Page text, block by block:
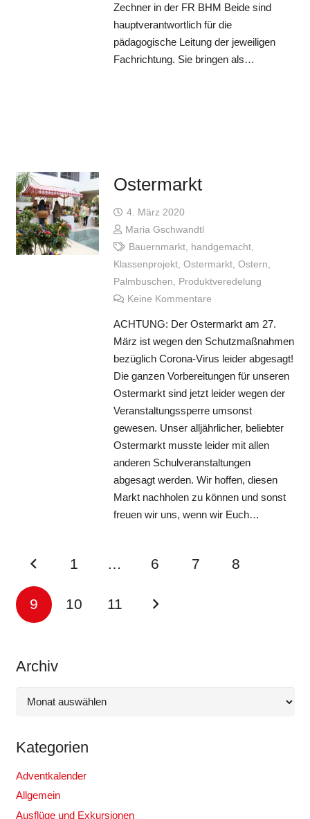
Zechner in der FR BHM Beide sind
hauptverantwortlich für die
pädagogische Leitung der jeweiligen
Fachrichtung. Sie bringen als…
Ostermarkt
4. März 2020
Maria Gschwandtl
Bauernmarkt, handgemacht,
Klassenprojekt, Ostermarkt, Ostern,
Palmbuschen, Produktveredelung
Keine Kommentare
ACHTUNG: Der Ostermarkt am 27.
März ist wegen den Schutzmaßnahmen
bezüglich Corona-Virus leider abgesagt!
Die ganzen Vorbereitungen für unseren
Ostermarkt sind jetzt leider wegen der
Veranstaltungssperre umsonst
gewesen. Unser alljährlicher, beliebter
Ostermarkt musste leider mit allen
anderen Schulveranstaltungen
abgesagt werden. Wir hoffen, diesen
Markt nachholen zu können und sonst
freuen wir uns, wenn wir Euch…
1 6 7 8
9 10 11
Archiv
Archiv
Kategorien
Adventkalender
Allgemein
Ausflüge und Exkursionen